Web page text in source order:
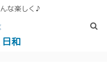
な楽しく♪
和